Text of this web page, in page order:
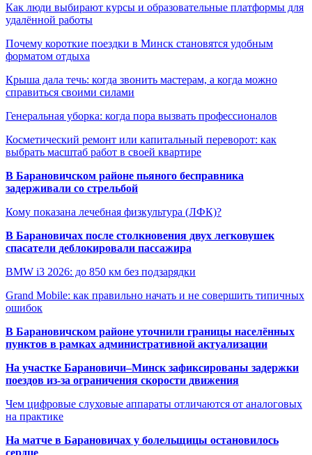
Как люди выбирают курсы и образовательные платформы для
удалённой работы
Почему короткие поездки в Минск становятся удобным
форматом отдыха
Крыша дала течь: когда звонить мастерам, а когда можно
справиться своими силами
Генеральная уборка: когда пора вызвать профессионалов
Косметический ремонт или капитальный переворот: как
выбрать масштаб работ в своей квартире
В Барановичском районе пьяного бесправника
задерживали со стрельбой
Кому показана лечебная физкультура (ЛФК)?
В Барановичах после столкновения двух легковушек
спасатели деблокировали пассажира
BMW i3 2026: до 850 км без подзарядки
Grand Mobile: как правильно начать и не совершить типичных
ошибок
В Барановичском районе уточнили границы населённых
пунктов в рамках административной актуализации
На участке Барановичи–Минск зафиксированы задержки
поездов из-за ограничения скорости движения
Чем цифровые слуховые аппараты отличаются от аналоговых
на практике
На матче в Барановичах у болельщицы остановилось
сердце